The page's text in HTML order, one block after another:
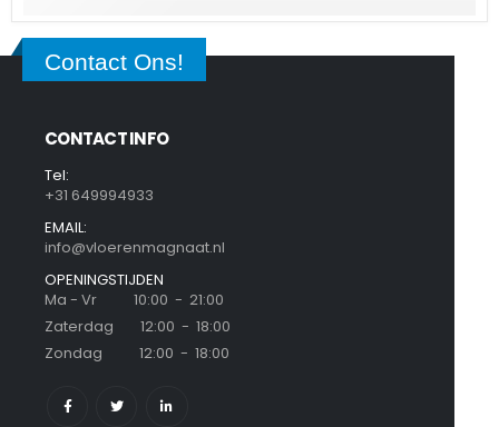
Contact Ons!
CONTACT INFO
Tel:
+31 649994933
EMAIL:
info@vloerenmagnaat.nl
OPENINGSTIJDEN
Ma - Vr 10:00 - 21:00
Zaterdag 12:00 - 18:00
Zondag 12:00 - 18:00